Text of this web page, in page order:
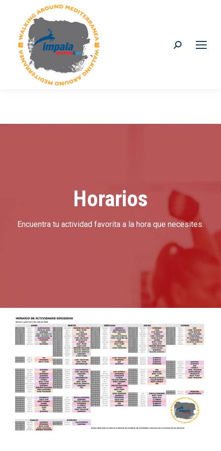
Buscar:
Horarios
Encuentra tu actividad favorita a la hora que necesites.